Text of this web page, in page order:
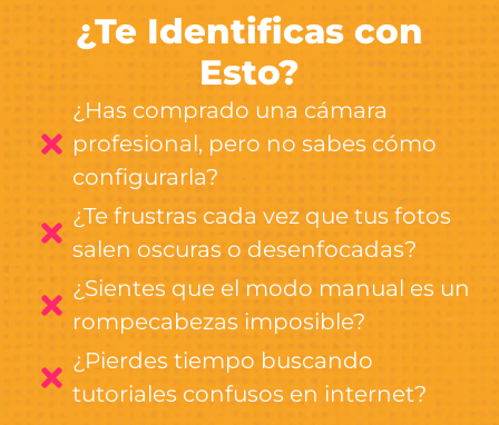
¿Te Identificas con
Esto?
¿Has comprado una cámara
profesional, pero no sabes cómo
configurarla?
¿Te frustras cada vez que tus fotos
salen oscuras o desenfocadas?
¿Sientes que el modo manual es un
rompecabezas imposible?
¿Pierdes tiempo buscando
tutoriales confusos en internet?